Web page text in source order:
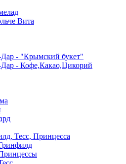
Вита
- "Крымский букет"
- Кофе,Какао,Цикорий
Тесс, Принцесса